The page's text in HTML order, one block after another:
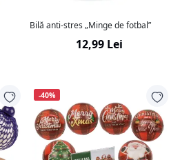
Bilă anti-stres „Minge de fotbal”
12,99 Lei
-40%